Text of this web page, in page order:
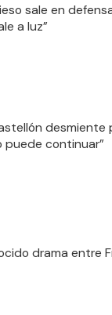
sale en
a luz”
desmiente
puede continuar”
drama entre